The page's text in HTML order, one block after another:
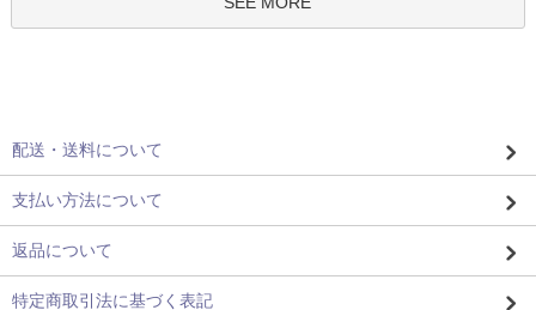
配送・送料について
支払い方法について
返品について
特定商取引法に基づく表記